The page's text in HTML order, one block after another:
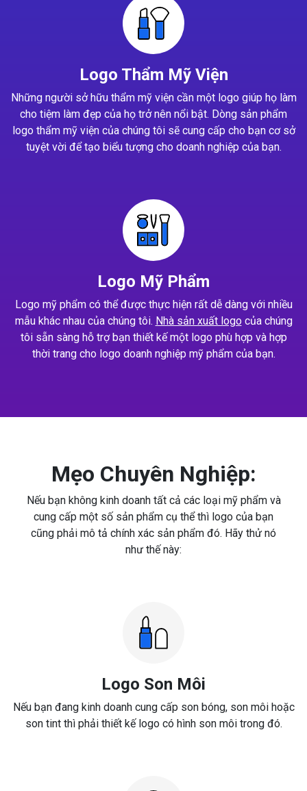
Logo Thẩm Mỹ Viện
Những người sở hữu thẩm mỹ viện cần một logo giúp họ làm
cho tiệm làm đẹp của họ trở nên nổi bật. Dòng sản phẩm
logo thẩm mỹ viện của chúng tôi sẽ cung cấp cho bạn cơ sở
tuyệt vời để tạo biểu tượng cho doanh nghiệp của bạn.
Logo Mỹ Phẩm
Logo mỹ phẩm có thể được thực hiện rất dễ dàng với nhiều
mẫu khác nhau của chúng tôi. Nhà sản xuất logocủa chúng
tôi sẵn sàng hỗ trợ bạn thiết kế một logo phù hợp và hợp
thời trang cho logo doanh nghiệp mỹ phẩm của bạn.
Mẹo Chuyên Nghiệp:
Nếu bạn không kinh doanh tất cả các loại mỹ phẩm và
cung cấp một số sản phẩm cụ thể thì logo của bạn
cũng phải mô tả chính xác sản phẩm đó. Hãy thử nó
như thế này:
Logo Son Môi
Nếu bạn đang kinh doanh cung cấp son bóng, son môi hoặc
son tint thì phải thiết kế logo có hình son môi trong đó.